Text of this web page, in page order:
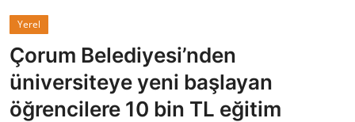
Cumhurbaşkanlığı
Bakanlıklar
Siyasi Partiler
Yerel
Çorum Belediyesi’nden
üniversiteye yeni başlayan
öğrencilere 10 bin TL eğitim